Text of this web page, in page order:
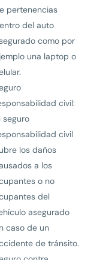
pertenencias
del auto
como por
una laptop o
civil:
seguro
civil
los daños
a los
o no
del
asegurado
caso de un
de tránsito.